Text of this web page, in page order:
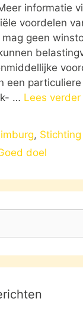
informatie
voordelen
geen
een
… Lees verder
, Stichting
doel